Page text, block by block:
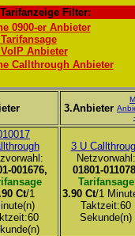
Tarifanzeige Filter:
0900-er Anbieter
Anbieter
Callthrough Anbieter
3.Anbieter
001676,
Ct/1
3 U
Netzvorwahl:
01801-
Tarifansage
3.90 Ct/1
Taktzeit:60
Sekunde(n)